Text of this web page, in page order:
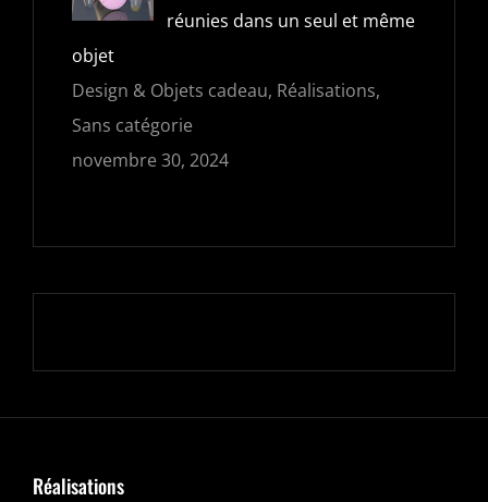
réunies dans un seul et même
objet
Design & Objets cadeau, Réalisations,
Sans catégorie
novembre 30, 2024
Réalisations